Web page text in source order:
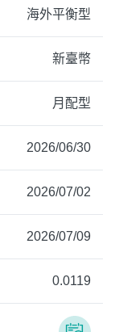
海外平衡型
新臺幣
月配型
2026/06/30
2026/07/02
2026/07/09
0.0119